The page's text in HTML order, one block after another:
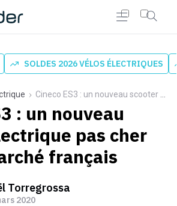
SOLDES 2026 VÉLOS ÉLECTRIQUES
Cineco ES3 : un nouveau scooter électrique pas cher pour le marché français
: un nouveau
pas cher
français
Torregrossa
2020